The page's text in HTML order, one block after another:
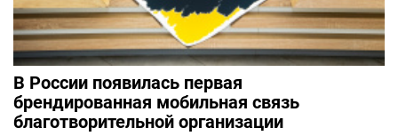
В России появилась первая
брендированная мобильная связь
благотворительной организации